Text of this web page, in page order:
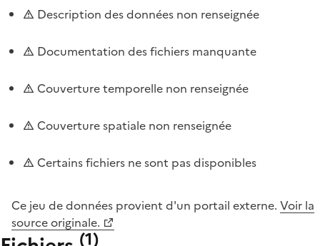
Description des données non renseignée
Documentation des fichiers manquante
Couverture temporelle non renseignée
Couverture spatiale non renseignée
Certains fichiers ne sont pas disponibles
Ce jeu de données provient d'un portail externe. Voir la
source originale.
(1)